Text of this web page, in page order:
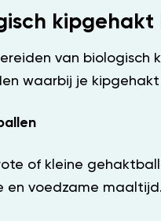
kipgehakt
van
waarbij je kipgehakt
of kleine
en voedzame maaltijd.